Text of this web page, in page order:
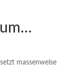
massenweise